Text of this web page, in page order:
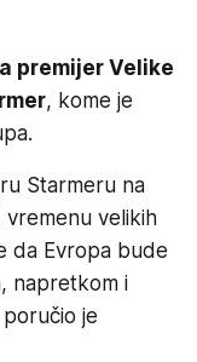
premijer Velike
, kome je
Starmeru na
vremenu velikih
da Evropa bude
napretkom i
je